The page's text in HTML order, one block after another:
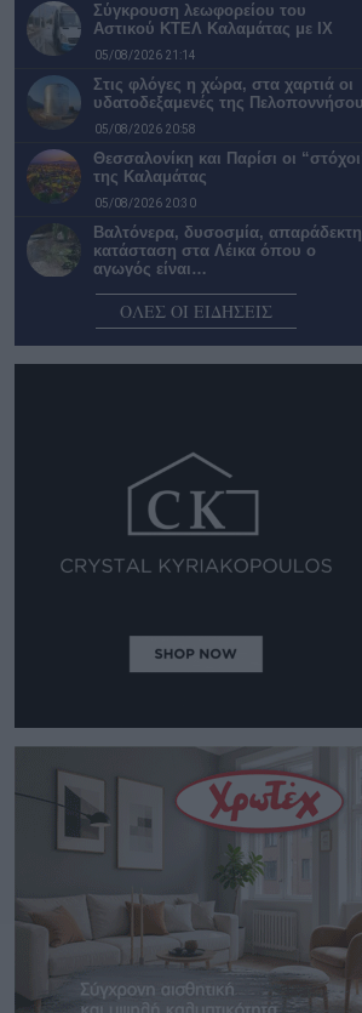
Σύγκρουση λεωφορείου του
Αστικού ΚΤΕΛ Καλαμάτας με ΙΧ
05/08/2026 21:14
Στις φλόγες η χώρα, στα χαρτιά οι
υδατοδεξαμενές της Πελοποννήσου
05/08/2026 20:58
Θεσσαλονίκη και Παρίσι οι
της Καλαμάτας
05/08/2026 20:30
Βαλτόνερα, δυσοσμία, απαράδεκτη
κατάσταση στα Λέικα όπου ο
αγωγός είναι…
05/08/2026 20:02
Σύλλογος Οικοτρόφων Φοιτητικής
Εστίας Καλαμάτας: Ζητούν
απαντήσεις από την κυβέρνηση…
παίκτες Καλαματιανούς,…
05/08/2026 19:19
ΟΛΕΣ ΟΙ ΕΙΔΗΣΕΙΣ